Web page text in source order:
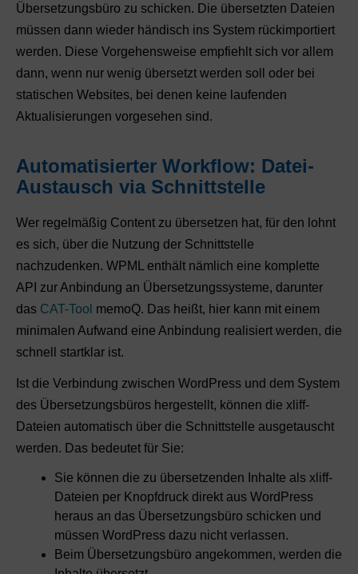
Übersetzungsbüro zu schicken. Die übersetzten Dateien
müssen dann wieder händisch ins System rückimportiert
werden. Diese Vorgehensweise empfiehlt sich vor allem
dann, wenn nur wenig übersetzt werden soll oder bei
statischen Websites, bei denen keine laufenden
Aktualisierungen vorgesehen sind.
Automatisierter Workflow: Datei-
Austausch via Schnittstelle
Wer regelmäßig Content zu übersetzen hat, für den lohnt
es sich, über die Nutzung der Schnittstelle
nachzudenken. WPML enthält nämlich eine komplette
API zur Anbindung an Übersetzungssysteme, darunter
das CAT-Tool memoQ. Das heißt, hier kann mit einem
minimalen Aufwand eine Anbindung realisiert werden, die
schnell startklar ist.
Ist die Verbindung zwischen WordPress und dem System
des Übersetzungsbüros hergestellt, können die xliff-
Dateien automatisch über die Schnittstelle ausgetauscht
werden. Das bedeutet für Sie:
Sie können die zu übersetzenden Inhalte als xliff-
Dateien per Knopfdruck direkt aus WordPress
heraus an das Übersetzungsbüro schicken und
müssen WordPress dazu nicht verlassen.
Beim Übersetzungsbüro angekommen, werden die